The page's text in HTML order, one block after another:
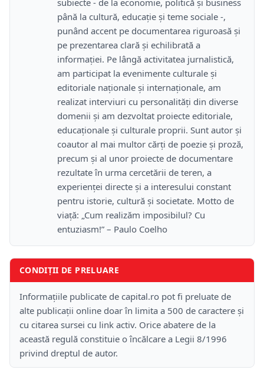
subiecte - de la economie, politică și business
până la cultură, educație și teme sociale -,
punând accent pe documentarea riguroasă și
pe prezentarea clară și echilibrată a
informației. Pe lângă activitatea jurnalistică,
am participat la evenimente culturale și
editoriale naționale și internaționale, am
realizat interviuri cu personalități din diverse
domenii și am dezvoltat proiecte editoriale,
educaționale și culturale proprii. Sunt autor și
coautor al mai multor cărți de poezie și proză,
precum și al unor proiecte de documentare
rezultate în urma cercetării de teren, a
experienței directe și a interesului constant
pentru istorie, cultură și societate. Motto de
viață: „Cum realizăm imposibilul? Cu
entuziasm!” – Paulo Coelho
CONDIȚII DE PRELUARE
Informațiile publicate de capital.ro pot fi preluate de
alte publicații online doar în limita a 500 de caractere și
cu citarea sursei cu link activ. Orice abatere de la
această regulă constituie o încălcare a Legii 8/1996
privind dreptul de autor.